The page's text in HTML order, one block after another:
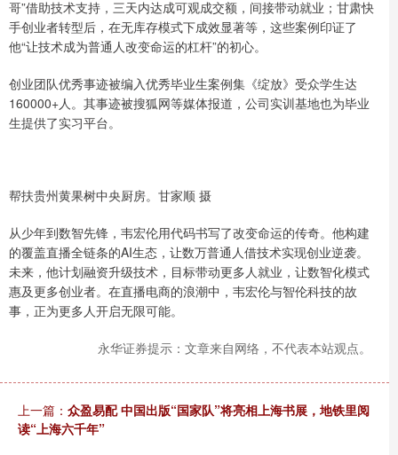
哥”借助技术支持，三天内达成可观成交额，间接带动就业；甘肃快
手创业者转型后，在无库存模式下成效显著等，这些案例印证了
他“让技术成为普通人改变命运的杠杆”的初心。
创业团队优秀事迹被编入优秀毕业生案例集《绽放》受众学生达
160000+人。其事迹被搜狐网等媒体报道，公司实训基地也为毕业
生提供了实习平台。
帮扶贵州黄果树中央厨房。甘家顺 摄
从少年到数智先锋，韦宏伦用代码书写了改变命运的传奇。他构建
的覆盖直播全链条的AI生态，让数万普通人借技术实现创业逆袭。
未来，他计划融资升级技术，目标带动更多人就业，让数智化模式
惠及更多创业者。在直播电商的浪潮中，韦宏伦与智伦科技的故
事，正为更多人开启无限可能。
永华证券提示：文章来自网络，不代表本站观点。
上一篇： 众盈易配 中国出版“国家队”将亮相上海书展，地铁里阅
读“上海六千年”